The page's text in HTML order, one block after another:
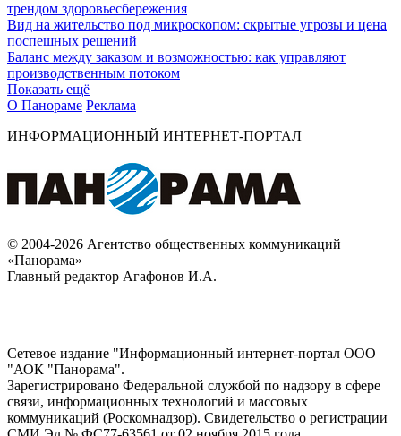
трендом здоровьесбережения
Вид на жительство под микроскопом: скрытые угрозы и цена
поспешных решений
Баланс между заказом и возможностью: как управляют
производственным потоком
Показать ещё
О Панораме Реклама
ИНФОРМАЦИОННЫЙ ИНТЕРНЕТ-ПОРТАЛ
© 2004-2026 Агентство общественных коммуникаций
«Панорама»
Главный редактор Агафонов И.А.
Сетевое издание "Информационный интернет-портал ООО
"АОК "Панорама".
Зарегистрировано Федеральной службой по надзору в сфере
связи, информационных технологий и массовых
коммуникаций (Роскомнадзор). Cвидетельство о регистрации